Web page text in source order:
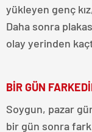
yükleyen genç
Daha sonra
olay yerinden
BİR GÜN
Soygun, pazar
bir gün sonra fark